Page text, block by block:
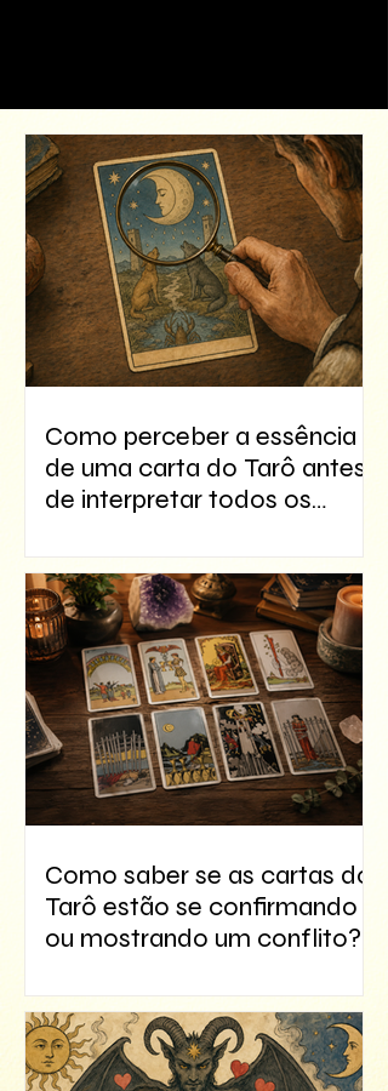
Como perceber a essência
de uma carta do Tarô antes
de interpretar todos os
Como saber se as cartas do
Tarô estão se confirmando
ou mostrando um conflito?